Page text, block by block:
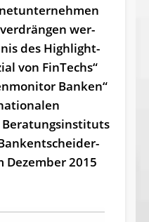
wer­
des Highlight-
von FinTechs“
Banken“
2015